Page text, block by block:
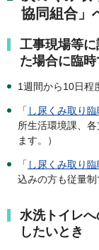
協同組合」
工事現場等
た場合に臨
1週間から10日程
「 し尿くみ取り
所生活環境課、
ます。）
「 し尿くみ取り
込みの方も従量制
水洗トイレ
したいとき